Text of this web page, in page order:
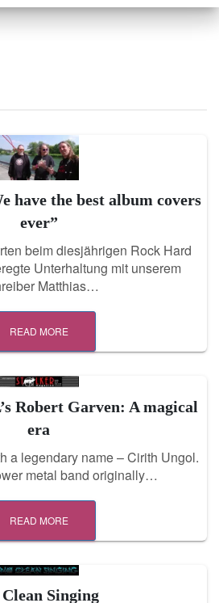
have the best album covers
ever”
beim diesjährigen Rock Hard
Unterhaltung mit unserem
Matthias…
READ MORE
Robert Garven: A magical
era
a legendary name – Cirith Ungol.
metal band originally…
READ MORE
Singing